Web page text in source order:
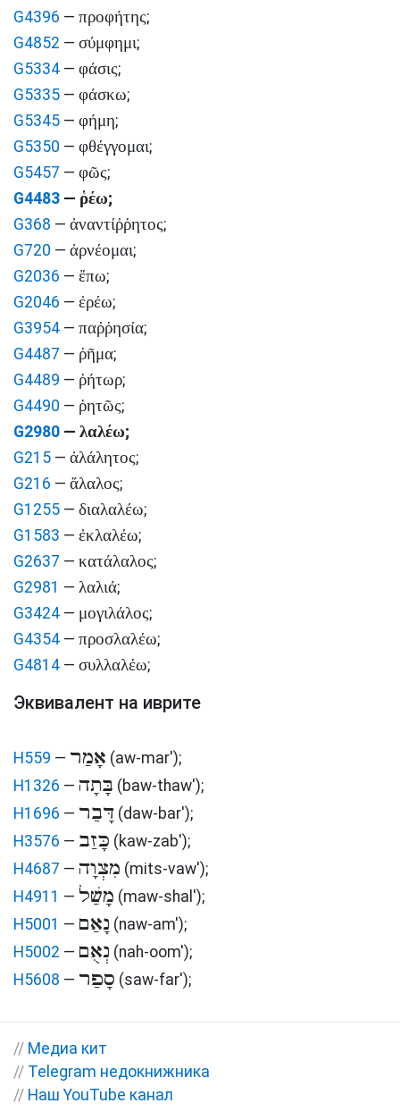
G4396 — προφήτης;
G4852 — σύμφημι;
G5334 — φάσις;
G5335 — φάσκω;
G5345 — φήμη;
G5350 — φθέγγομαι;
G5457 — φῶς;
G4483 — ῥέω;
G368 — ἀναντίῤῥητος;
G720 — ἀρνέομαι;
G2036 — ἔπω;
G2046 — ἐρέω;
G3954 — παῤῥησία;
G4487 — ῥῆμα;
G4489 — ῥήτωρ;
G4490 — ῥητῶς;
G2980 — λαλέω;
G215 — ἀλάλητος;
G216 — ἄλαλος;
G1255 — διαλαλέω;
G1583 — ἐκλαλέω;
G2637 — κατάλαλος;
G2981 — λαλιά;
G3424 — μογιλάλος;
G4354 — προσλαλέω;
G4814 — συλλαλέω;
Эквивалент на иврите
H559 — אָמַר (aw-mar');
H1326 — בָּתָה (baw-thaw');
H1696 — דָּבַר (daw-bar');
H3576 — כָּזַב (kaw-zab');
H4687 — מִצְוָה (mits-vaw');
H4911 — מָשַׁל (maw-shal');
H5001 — נָאַם (naw-am');
H5002 — נְאֻם (nah-oom');
H5608 — סָפַר (saw-far');
// Медиа кит
// Telegram недокнижника
// Наш YouTube канал